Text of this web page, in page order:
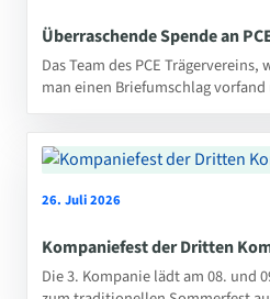
Überraschende Spende an
Das Team des PCE
man einen Briefumschlag
26. Juli 2026
Kompaniefest der Dritten
Die 3. Kompanie lädt am 08. und